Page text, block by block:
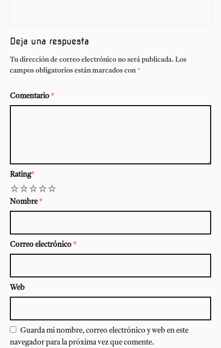
Deja una respuesta
Tu dirección de correo electrónico no será publicada. Los
campos obligatorios están marcados con *
Comentario *
Rating*
5
4
3
2
Nombre *
Correo electrónico *
Web
Guarda mi nombre, correo electrónico y web en este
navegador para la próxima vez que comente.